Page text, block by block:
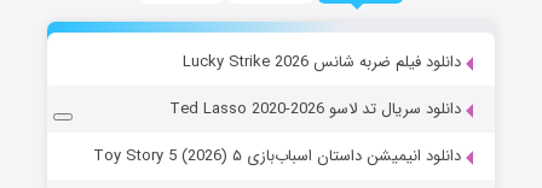
دانلود فیلم ضربه شانس Lucky Strike 2026
دانلود سریال تد لاسو Ted Lasso 2020-2026
دانلود انیمیشن داستان اسباب‌بازی ۵ Toy Story 5 (2026)